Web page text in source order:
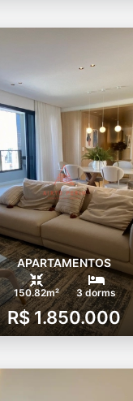
APARTAMENTOS
150.82m² 3 dorms
R$ 1.850.000